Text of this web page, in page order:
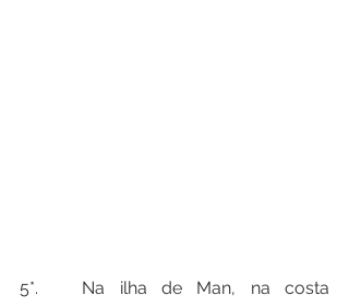
5*.   Na ilha de Man, na costa